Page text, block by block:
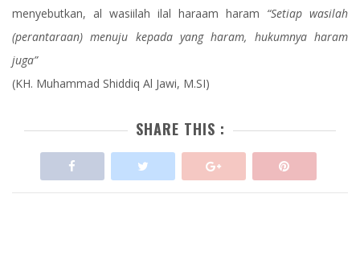
menyebutkan, al wasiilah ilal haraam haram “Setiap wasilah
(perantaraan) menuju kepada yang haram, hukumnya haram
juga”
(KH. Muhammad Shiddiq Al Jawi, M.SI)
SHARE THIS :